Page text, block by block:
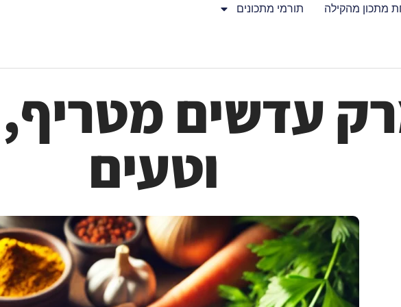
מתכון מהקילה תורמי מתכונים
עדשים
וטעים